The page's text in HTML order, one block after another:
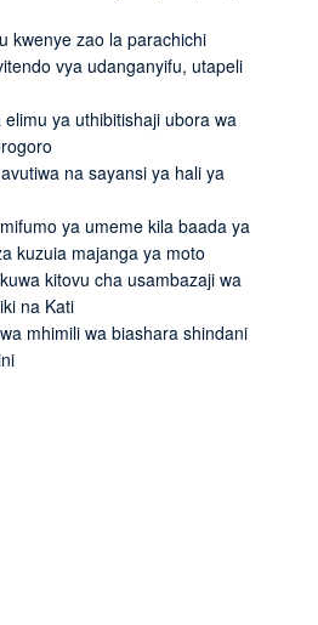
kwenye zao la parachichi
vya udanganyifu, utapeli
ya uthibitishaji ubora wa
na sayansi ya hali ya
ya umeme kila baada ya
kuzuia majanga ya moto
kitovu cha usambazaji wa
na Kati
mhimili wa biashara shindani